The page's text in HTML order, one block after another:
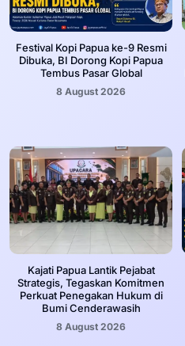
Festival Kopi Papua ke-9 Resmi
Dibuka, BI Dorong Kopi Papua
Tembus Pasar Global
8 August 2026
Kajati Papua Lantik Pejabat
Strategis, Tegaskan Komitmen
Perkuat Penegakan Hukum di
Bumi Cenderawasih
8 August 2026